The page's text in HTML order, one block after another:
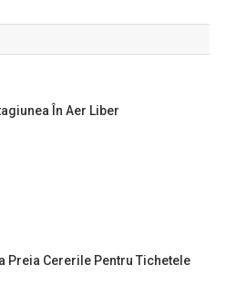
În Aer Liber
Preia Cererile Pentru Tichetele